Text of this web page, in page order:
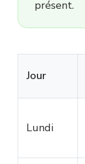
présent.
Jour
Lundi